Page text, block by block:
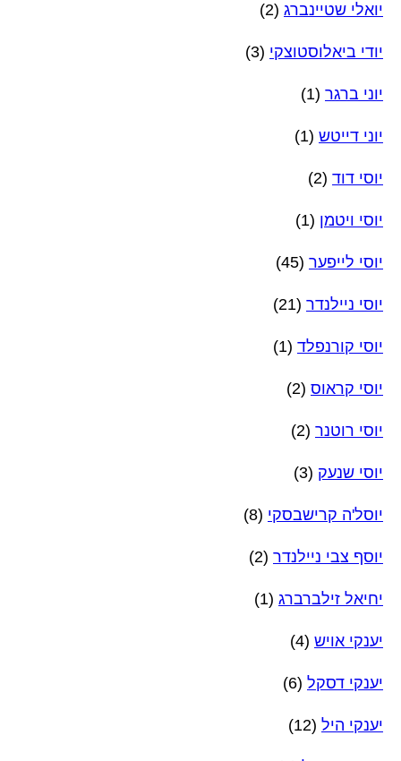
יואלי שטיינברג (2)
יודי ביאלוסטוצקי (3)
יוני ברגר (1)
יוני דייטש (1)
יוסי דוד (2)
יוסי ויטמן (1)
יוסי לייפער (45)
יוסי ניילנדר (21)
יוסי קורנפלד (1)
יוסי קראוס (2)
יוסי רוטנר (2)
יוסי שנעק (3)
יוסל'ה קרישבסקי (8)
יוסף צבי ניילנדר (2)
יחיאל זילברברג (1)
יענקי אויש (4)
יענקי דסקל (6)
יענקי היל (12)